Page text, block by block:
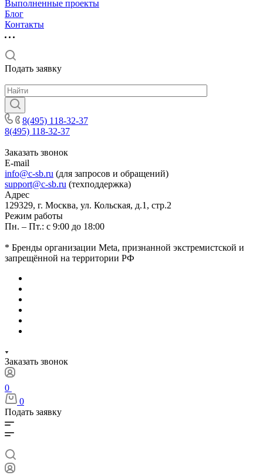
Выполненные проекты
Блог
Контакты
Подать заявку
8(495) 118-32-37
8(495) 118-32-37
Заказать звонок
E-mail
info@c-sb.ru (для запросов и обращений)
support@c-sb.ru (техподдержка)
Адрес
129329, г. Москва, ул. Кольская, д.1, стр.2
Режим работы
Пн. – Пт.: с 9:00 до 18:00
* Бренды организации Meta, признанной экстремистской и
запрещённой на территории РФ
Заказать звонок
0
0
Подать заявку